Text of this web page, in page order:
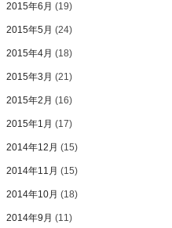
2015年6月 (19)
2015年5月 (24)
2015年4月 (18)
2015年3月 (21)
2015年2月 (16)
2015年1月 (17)
2014年12月 (15)
2014年11月 (15)
2014年10月 (18)
2014年9月 (11)